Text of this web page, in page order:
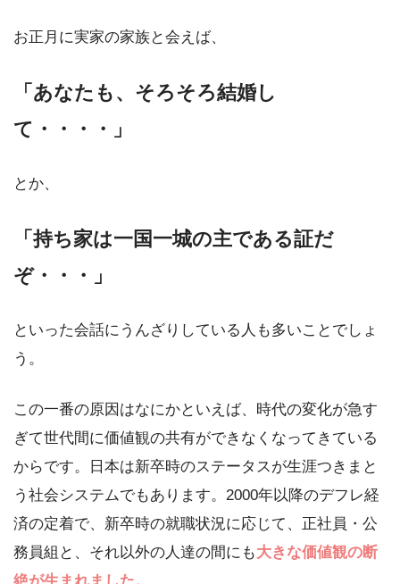
お正月に実家の家族と会えば、
「あなたも、そろそろ結婚し
て・・・・」
とか、
「持ち家は一国一城の主である証だ
ぞ・・・」
といった会話にうんざりしている人も多いことでしょ
う。
この一番の原因はなにかといえば、時代の変化が急す
ぎて世代間に価値観の共有ができなくなってきている
からです。日本は新卒時のステータスが生涯つきまと
う社会システムでもあります。2000年以降のデフレ経
済の定着で、新卒時の就職状況に応じて、正社員・公
務員組と、それ以外の人達の間にも大きな価値観の断